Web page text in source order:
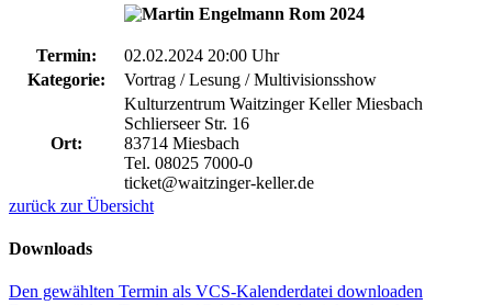
Termin:
02.02.2024 20:00 Uhr
Kategorie:
Vortrag / Lesung / Multivisionsshow
Ort:
Kulturzentrum Waitzinger Keller Miesbach
Schlierseer Str. 16
83714 Miesbach
Tel. 08025 7000-0
ticket@waitzinger-keller.de
zurück zur Übersicht
Downloads
Den gewählten Termin als VCS-Kalenderdatei downloaden